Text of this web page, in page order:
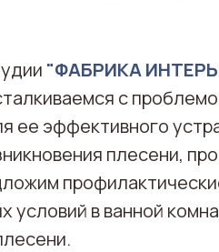
"ФАБРИКА
с
ее эффективного
плесени,
условий в ванной